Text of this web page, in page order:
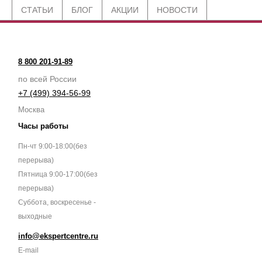
СТАТЬИ БЛОГ АКЦИИ НОВОСТИ
8 800 201-91-89
по всей России
+7 (499) 394-56-99
Москва
Часы работы
Пн-чт 9:00-18:00(без
перерыва)
Пятница 9:00-17:00(без
перерыва)
Суббота, воскресенье -
выходные
info@ekspertcentre.ru
E-mail